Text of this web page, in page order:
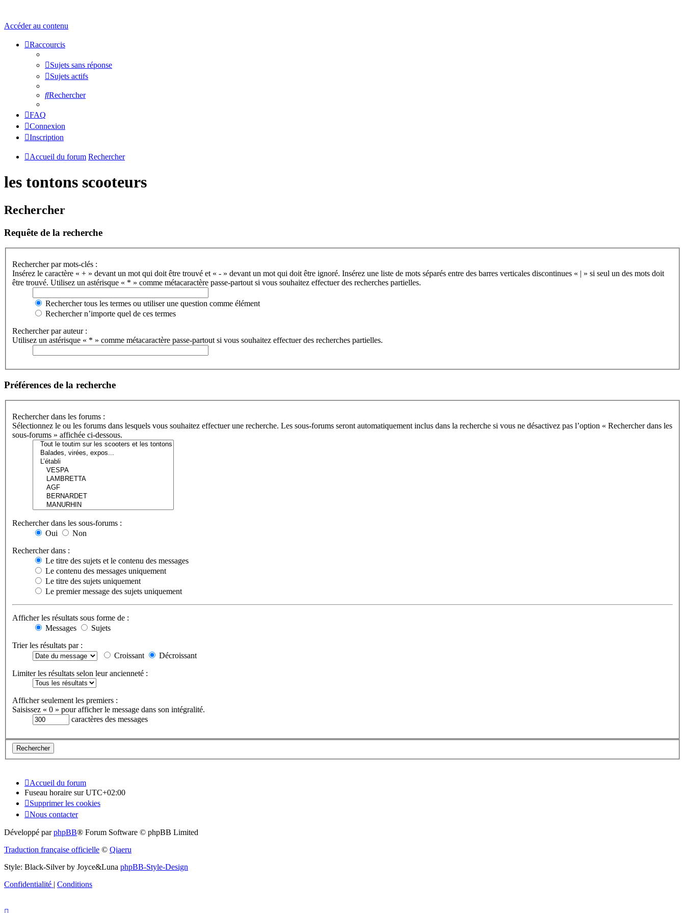
Accéder au contenu
Raccourcis
Sujets sans réponse
Sujets actifs
Rechercher
FAQ
Connexion
Inscription
Accueil du forum Rechercher
les tontons scooteurs
Rechercher
Requête de la recherche
Rechercher par mots-clés :
Insérez le caractère « + » devant un mot qui doit être trouvé et « - » devant un mot qui doit être ignoré. Insérez une liste de mots séparés entre des barres verticales discontinues « | » si seul un des mots doit
être trouvé. Utilisez un astérisque « * » comme métacaractère passe-partout si vous souhaitez effectuer des recherches partielles.
Rechercher tous les termes ou utiliser une question comme élément
Rechercher n’importe quel de ces termes
Rechercher par auteur :
Utilisez un astérisque « * » comme métacaractère passe-partout si vous souhaitez effectuer des recherches partielles.
Préférences de la recherche
Rechercher dans les forums :
Sélectionnez le ou les forums dans lesquels vous souhaitez effectuer une recherche. Les sous-forums seront automatiquement inclus dans la recherche si vous ne désactivez pas l’option « Rechercher dans les
sous-forums » affichée ci-dessous.
Rechercher dans les sous-forums :
Oui
Non
Rechercher dans :
Le titre des sujets et le contenu des messages
Le contenu des messages uniquement
Le titre des sujets uniquement
Le premier message des sujets uniquement
Afficher les résultats sous forme de :
Messages
Sujets
Trier les résultats par :
Croissant
Décroissant
Limiter les résultats selon leur ancienneté :
Afficher seulement les premiers :
Saisissez « 0 » pour afficher le message dans son intégralité.
caractères des messages
Accueil du forum
Fuseau horaire surUTC+02:00
Supprimer les cookies
Nous contacter
Développé parphpBB® Forum Software © phpBB Limited
Traduction française officielle © Qiaeru
Style: Black-Silver by Joyce&Luna phpBB-Style-Design
Confidentialité
Conditions